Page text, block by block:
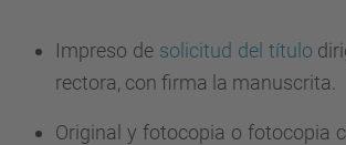
Impreso de solicitud del título
rectora, con firma la manuscrita.
Original y fotocopia o fotocopia